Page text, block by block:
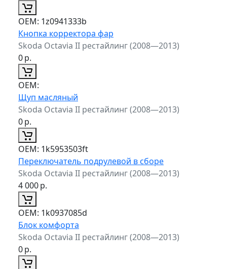
ОЕМ: 1z0941333b
Кнопка корректора фар
Skoda Octavia II рестайлинг (2008—2013)
0р.
ОЕМ:
Щуп масляный
Skoda Octavia II рестайлинг (2008—2013)
0р.
ОЕМ: 1k5953503ft
Переключатель подрулевой в сборе
Skoda Octavia II рестайлинг (2008—2013)
4 000р.
ОЕМ: 1k0937085d
Блок комфорта
Skoda Octavia II рестайлинг (2008—2013)
0р.